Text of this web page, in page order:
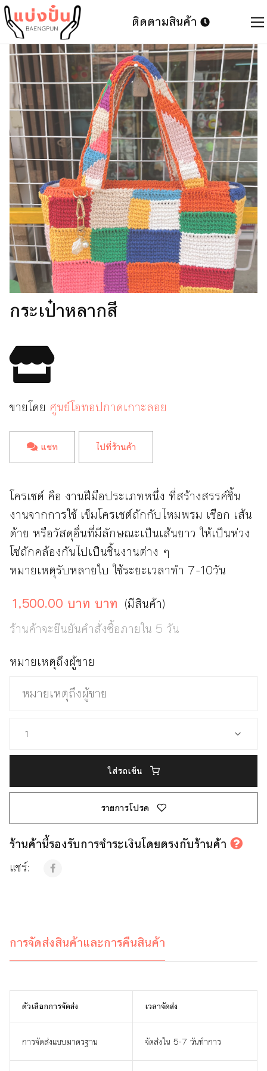
ติดตามสินค้า
กระเป๋าหลากสี
ขายโดย ศูนย์โอทอปกาดเกาะลอย
แชท ไปที่ร้านค้า
โครเชต์ คือ งานฝีมือประเภทหนึ่ง ที่สร้างสรรค์ชิ้น
งานจากการใช้ เข็มโครเชต์ถักกับไหมพรม เชือก เส้น
ด้าย หรือวัสดุอื่นที่มีลักษณะเป็นเส้นยาว ให้เป็นห่วง
โซ่ถักคล้องกันไปเป็นชิ้นงานต่าง ๆ
หมายเหตุรับหลายใบ ใช้ระยะเวลาทำ 7-10วัน
1,500.00 บาท บาท (มีสินค้า)
ร้านค้าจะยืนยันคำสั่งซื้อภายใน 5 วัน
หมายเหตุถึงผู้ขาย
ใส่รถเข็น
รายการโปรด
ร้านค้านี้รองรับการชำระเงินโดยตรงกับร้านค้า
แชร์:
การจัดส่งสินค้าและการคืนสินค้า
ตัวเลือกการจัดส่ง เวลาจัดส่ง
การจัดส่งแบบมาตรฐาน จัดส่งใน 5-7 วันทำการ